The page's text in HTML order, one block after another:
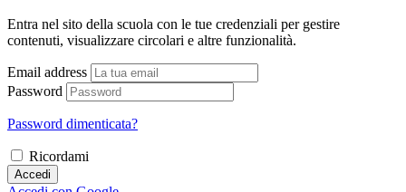
Entra nel sito della scuola con le tue credenziali per gestire
contenuti, visualizzare circolari e altre funzionalità.
Email address
Password
Password dimenticata?
Ricordami
Accedi